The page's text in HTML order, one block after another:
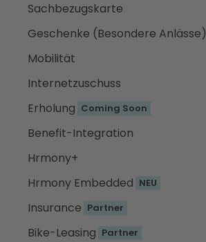
Sachbezugskarte
Geschenke (Besondere Anlässe)
Mobilität
Internetzuschuss
Erholung Coming Soon
Benefit-Integration
Hrmony+
Hrmony Embedded NEU
Insurance Partner
Bike-Leasing Partner